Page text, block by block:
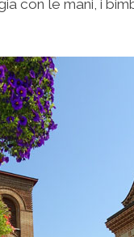
con le mani, i